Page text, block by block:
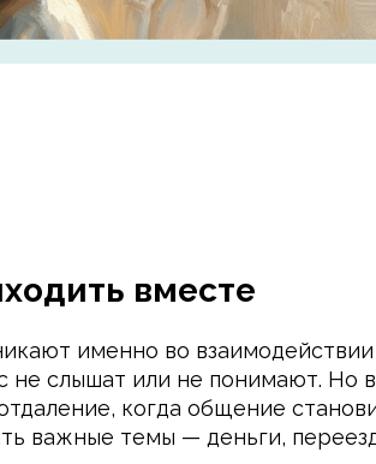
вместе
именно во
не слышат или не понимают. Но
когда общение
важные темы — деньги,